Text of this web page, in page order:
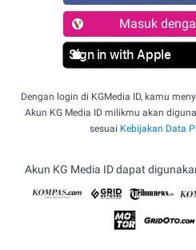
Masuk
Sign in with Apple
Dengan login di KGMedia ID, kamu
Akun KG Media ID milikmu akan
sesuai Kebijakan Data
Akun KG Media ID dapat